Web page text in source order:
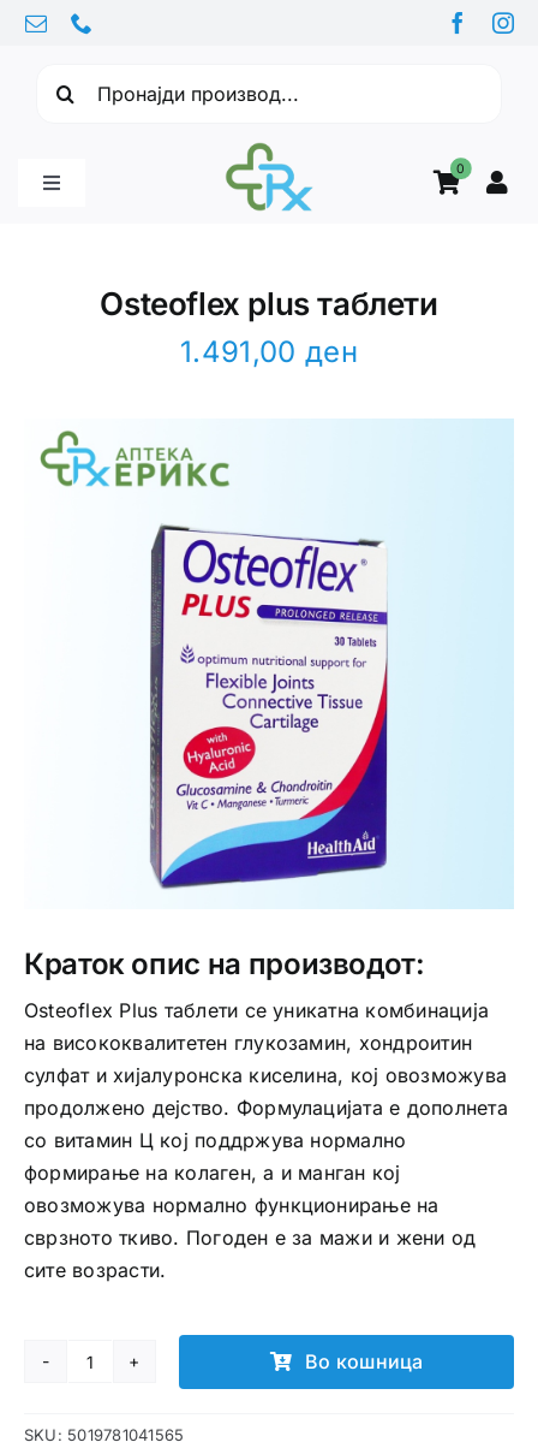
Skip
content
0
Toggle
Интимно здравје
Лична хигиена
Медицински апрати
Нега на кожа
Osteoflex plus таблети
1.491,00ден
Краток опис на производот:
Osteoflex Plus таблети се уникатна комбинација
на висококвалитетен глукозамин, хондроитин
сулфат и хијалуронска киселина, кој овозможува
продолжено дејство. Формулацијата е дополнета
со витамин Ц кој поддржува нормално
формирање на колаген, а и манган кој
овозможува нормално функционирање на
сврзното ткиво. Погоден е за мажи и жени од
сите возрасти.
Osteoflex
таблети
Во кошница
SKU: 5019781041565